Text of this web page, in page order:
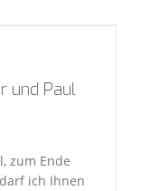
und Paul
zum Ende
ich Ihnen